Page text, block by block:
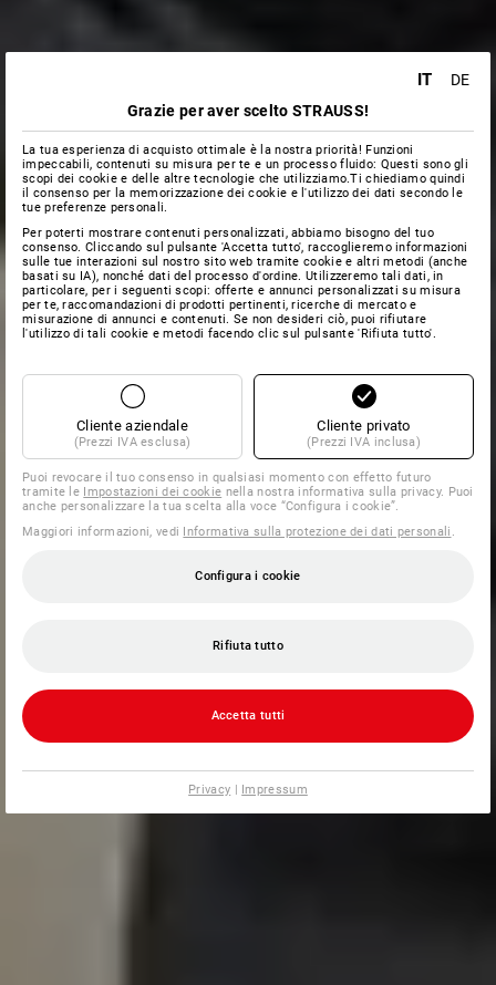
IT
DE
Grazie per aver scelto STRAUSS!
La tua esperienza di acquisto ottimale è la nostra priorità! Funzioni
impeccabili, contenuti su misura per te e un processo fluido: Questi sono gli
scopi dei cookie e delle altre tecnologie che utilizziamo.Ti chiediamo quindi
il consenso per la memorizzazione dei cookie e l'utilizzo dei dati secondo le
tue preferenze personali.
Per poterti mostrare contenuti personalizzati, abbiamo bisogno del tuo
consenso. Cliccando sul pulsante 'Accetta tutto', raccoglieremo informazioni
sulle tue interazioni sul nostro sito web tramite cookie e altri metodi (anche
basati su IA), nonché dati del processo d'ordine. Utilizzeremo tali dati, in
particolare, per i seguenti scopi: offerte e annunci personalizzati su misura
per te, raccomandazioni di prodotti pertinenti, ricerche di mercato e
misurazione di annunci e contenuti. Se non desideri ciò, puoi rifiutare
l'utilizzo di tali cookie e metodi facendo clic sul pulsante 'Rifiuta tutto'.
Cliente aziendale
(Prezzi IVA esclusa)
Cliente privato
(Prezzi IVA inclusa)
Puoi revocare il tuo consenso in qualsiasi momento con effetto futuro
tramite le Impostazioni dei cookie nella nostra informativa sulla privacy. Puoi
anche personalizzare la tua scelta alla voce “Configura i cookie”.
Maggiori informazioni, vedi Informativa sulla protezione dei dati personali .
Configura i cookie
Rifiuta tutto
Accetta tutti
Privacy | Impressum